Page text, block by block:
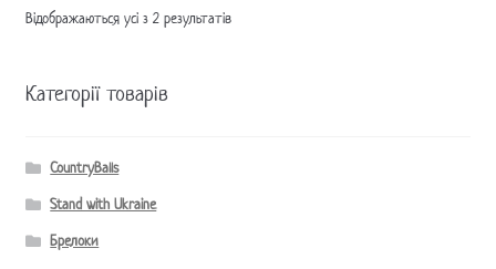
Відображаються усі з 2 результатів
Категорії товарів
CountryBalls
Stand with Ukraine
Брелоки